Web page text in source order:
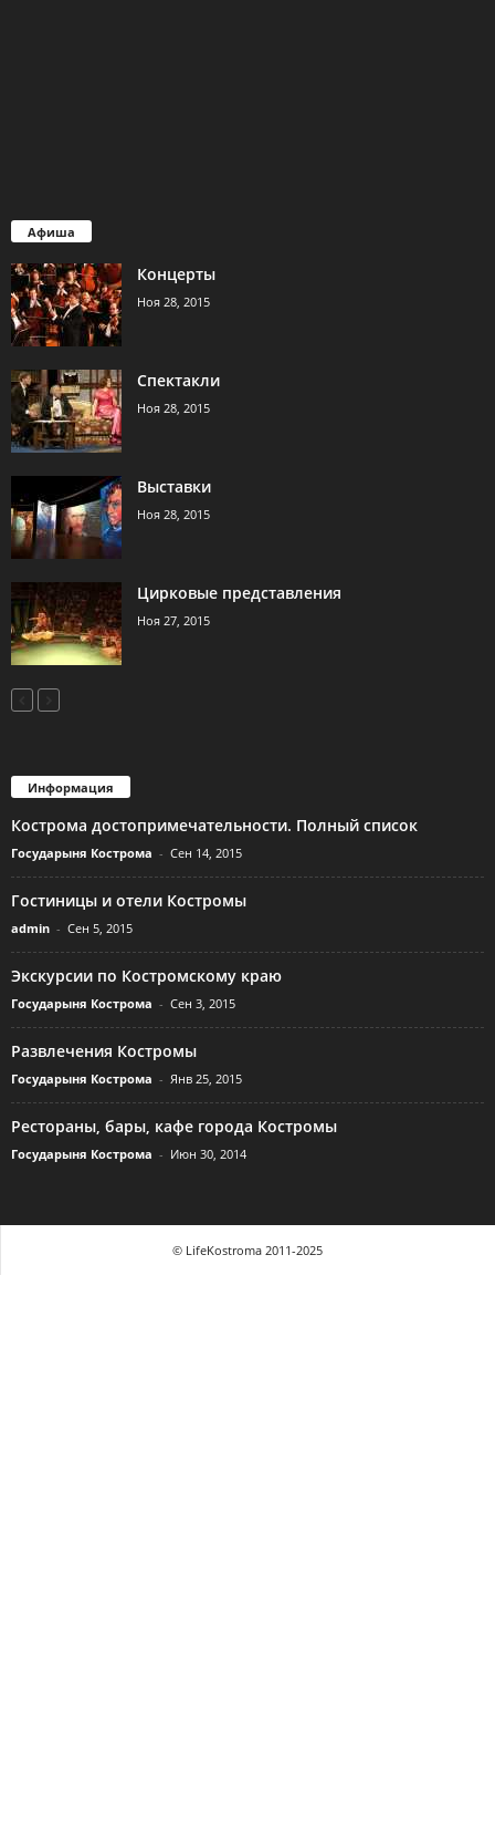
Афиша
Концерты
Ноя 28, 2015
Спектакли
Ноя 28, 2015
Выставки
Ноя 28, 2015
Цирковые представления
Ноя 27, 2015
Информация
Кострома достопримечательности. Полный список
Государыня Кострома - Сен 14, 2015
Гостиницы и отели Костромы
admin - Сен 5, 2015
Экскурсии по Костромскому краю
Государыня Кострома - Сен 3, 2015
Развлечения Костромы
Государыня Кострома - Янв 25, 2015
Рестораны, бары, кафе города Костромы
Государыня Кострома - Июн 30, 2014
© LifeKostroma 2011-2025